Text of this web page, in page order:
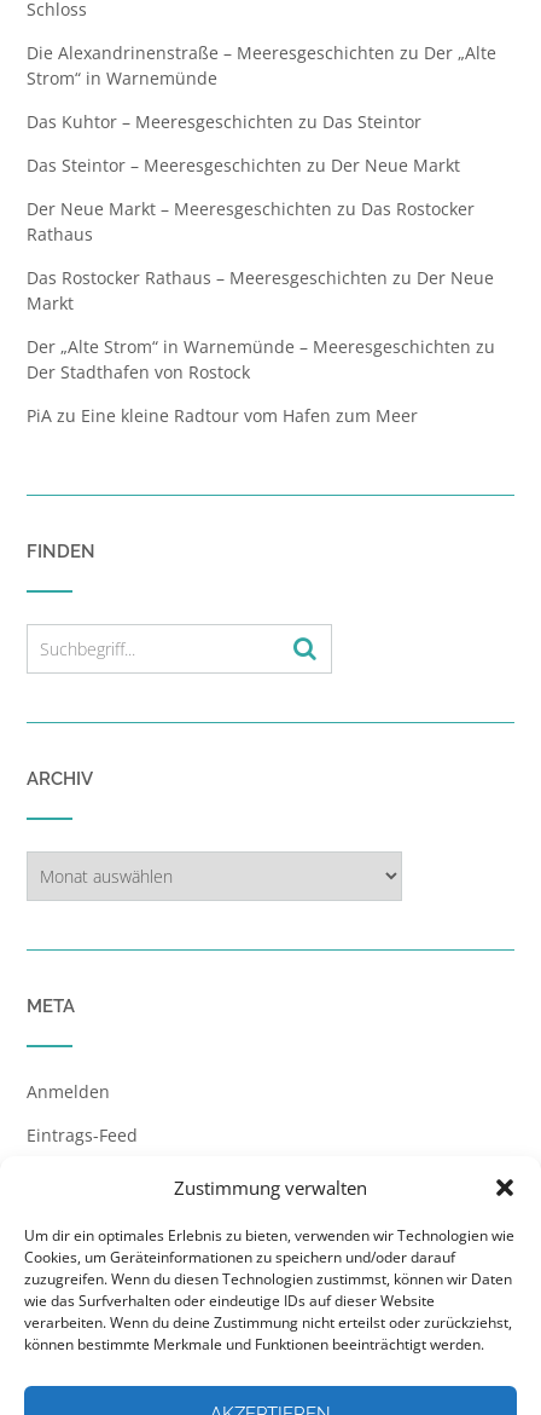
Zustimmung verwalten
Um dir ein optimales Erlebnis zu bieten, verwenden wir Technologien wie
Cookies, um Geräteinformationen zu speichern und/oder darauf
zuzugreifen. Wenn du diesen Technologien zustimmst, können wir Daten
wie das Surfverhalten oder eindeutige IDs auf dieser Website
verarbeiten. Wenn du deine Zustimmung nicht erteilst oder zurückziehst,
können bestimmte Merkmale und Funktionen beeinträchtigt werden.
Schloss
Die Alexandrinenstraße – Meeresgeschichten zu Der „Alte
Strom“ in Warnemünde
Das Kuhtor – Meeresgeschichten zu Das Steintor
Das Steintor – Meeresgeschichten zu Der Neue Markt
Der Neue Markt – Meeresgeschichten zu Das Rostocker
Rathaus
Das Rostocker Rathaus – Meeresgeschichten zu Der Neue
Markt
Der „Alte Strom“ in Warnemünde – Meeresgeschichten zu
Der Stadthafen von Rostock
PiA zu Eine kleine Radtour vom Hafen zum Meer
FINDEN
ARCHIV
META
Anmelden
Eintrags-Feed